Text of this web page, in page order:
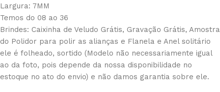
Largura: 7MM
Temos do 08 ao 36
Brindes: Caixinha de Veludo Grátis, Gravação Grátis, Amostra
do Polidor para polir as alianças e Flanela e Anel solitário
ele é folheado, sortido (Modelo não necessariamente igual
ao da foto, pois depende da nossa disponibilidade no
estoque no ato do envio) e não damos garantia sobre ele.